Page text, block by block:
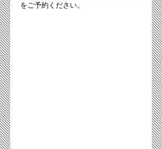
をご予約ください。